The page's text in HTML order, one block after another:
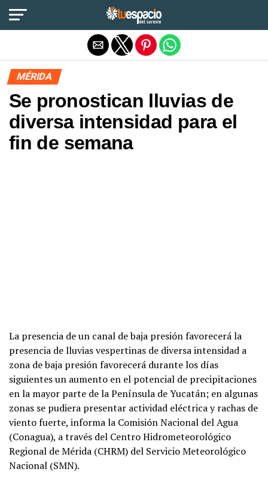
MÉRIDA
Se pronostican lluvias de
diversa intensidad para el
fin de semana
La presencia de un canal de baja presión favorecerá la
presencia de lluvias vespertinas de diversa intensidad a
zona de baja presión favorecerá durante los días
siguientes un aumento en el potencial de precipitaciones
en la mayor parte de la Península de Yucatán; en algunas
zonas se pudiera presentar actividad eléctrica y rachas de
viento fuerte, informa la Comisión Nacional del Agua
(Conagua), a través del Centro Hidrometeorológico
Regional de Mérida (CHRM) del Servicio Meteorológico
Nacional (SMN).
Salir de la versión móvil